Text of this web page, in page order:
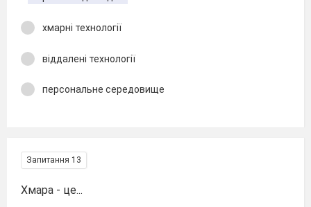
хмарні технології
віддалені технології
персональне середовище
Запитання 13
Хмара - це...